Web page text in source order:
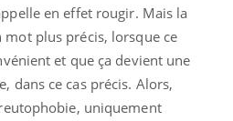
en effet rougir. Mais la
mot plus précis, lorsque ce
et que ça devient une
dans ce cas précis. Alors,
uniquement